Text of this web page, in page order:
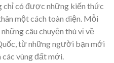
chỉ có được những kiến thức
một cách toàn diện. Mỗi
câu chuyện thú vị về
từ những người bạn mới
vùng đất mới.